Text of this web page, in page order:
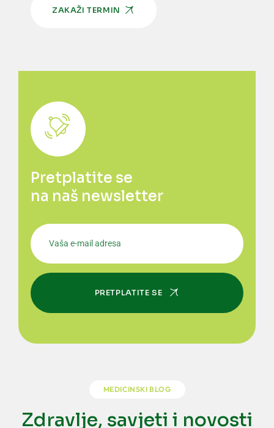
ZAKAŽI TERMIN
Pretplatite se
na naš newsletter
PRETPLATITE SE
MEDICINSKI BLOG
Zdravlje, savjeti i novosti